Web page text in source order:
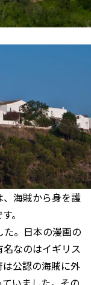
海賊から身を護
。
。日本の漫画の
なのはイギリス
公認の海賊に外